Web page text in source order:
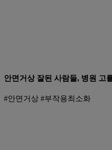
안면거상 잘된 사람들, 병원 고
#안면거상 #부작용최소화